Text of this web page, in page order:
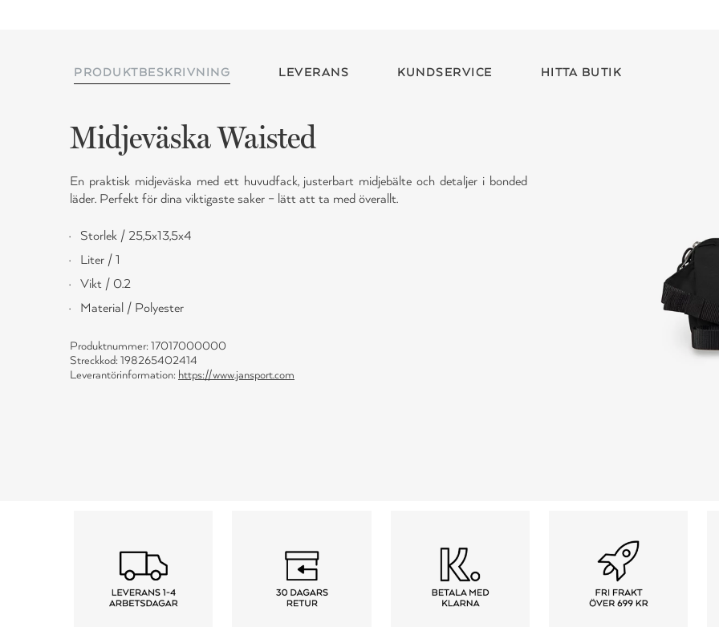
PRODUKTBESKRIVNING LEVERANS KUNDSERVICE HITTA BUTIK
Midjeväska Waisted
En praktisk midjeväska med ett huvudfack, justerbart midjebälte och detaljer i bonded
läder. Perfekt för dina viktigaste saker – lätt att ta med överallt.
Storlek / 25,5x13,5x4
Liter / 1
Vikt / 0.2
Material / Polyester
Produktnummer: 17017000000
Streckkod: 198265402414
Leverantörinformation: https://www.jansport.com